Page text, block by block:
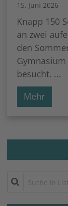
15. Juni 2026
Knapp 150
an zwei
den
besucht. ...
Mehr
Suche in Liste